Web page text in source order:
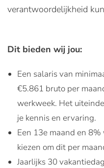
verantwoordelijkheid
Dit bieden wij jou:
Een salaris van
€5.861 bruto per
werkweek. Het
je kennis en ervaring.
Een 13e maand en
kiezen om dit per
Jaarlijks 30